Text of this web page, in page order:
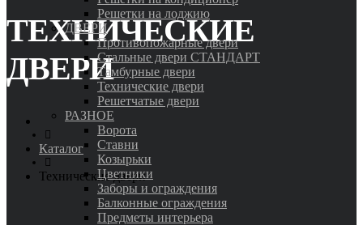
Решетки на лоджию
ДВЕРИ
Противопожарные двери
Стальные двери СТАНДАРТ
Тамбурные двери
Технические двери
Решетчатые двери
РАЗНОЕ
Ворота
Ставни
Козырьки
Цветники
Заборы и ограждения
Балконные ограждения
Предметы интерьера
ТЕХНИЧЕСКИЕ
ДВЕРИ
Каталог
Технические двери